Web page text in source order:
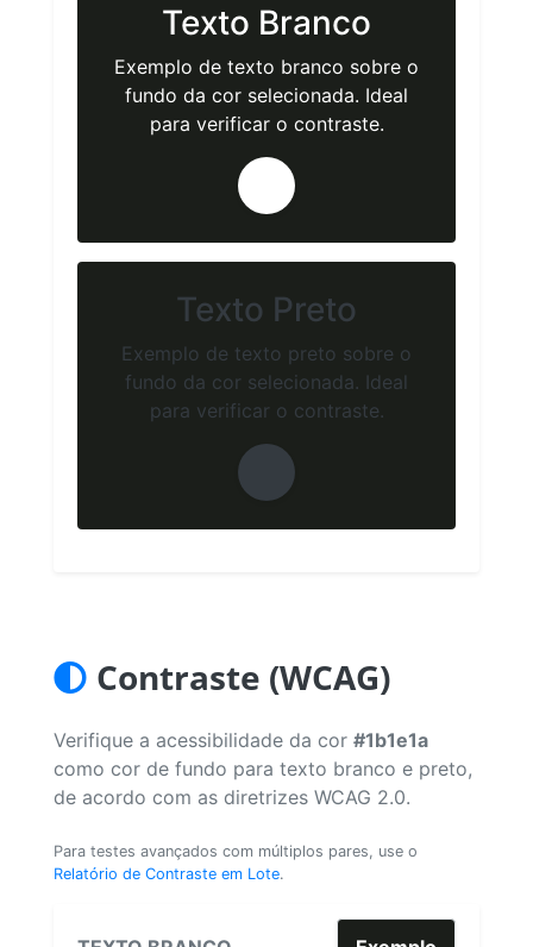
Texto Branco
Exemplo de texto branco sobre o
fundo da cor selecionada. Ideal
para verificar o contraste.
Texto Preto
Exemplo de texto preto sobre o
fundo da cor selecionada. Ideal
para verificar o contraste.
Contraste (WCAG)
Verifique a acessibilidade da cor #1b1e1a
como cor de fundo para texto branco e preto,
de acordo com as diretrizes WCAG 2.0.
Para testes avançados com múltiplos pares, use o
Relatório de Contraste em Lote.